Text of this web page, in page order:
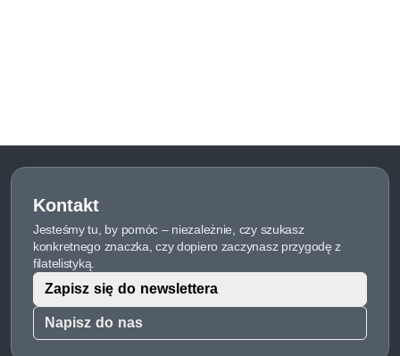
Kontakt
Jesteśmy tu, by pomóc – niezależnie, czy szukasz
konkretnego znaczka, czy dopiero zaczynasz przygodę z
filatelistyką.
Napisz do nas
Zapisz się do newslettera